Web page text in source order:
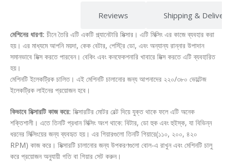
Reviews Shipping &
মেশিনের ধারণা: চীনে তৈরি এটি একটি প্ল্যানেটারি মিক্সার। এটি মিক্সিং এর কাজে ব্যবহার করা
হয়। এর মাধ্যমে আপনি ময়দা, কেক বেটার, পেস্ট্রি ডো, এবং অন্যান্য রান্নার উপাদান
সমানভাবে মিক্স করতে পারবেন। বেকিং এবং কনফেকশনারি খাবারে মিক্স করতে এটি ব্যবহারিত
হয়।
মেশিনটি ইলেকট্রিক চালিত। এই মেশিনটি চালানোর জন্য আপনাদের ২২০/৩৮০ ভোল্টেজ
ইলেকট্রিক লাইনের প্রয়োজন হবে।
কিভাবে মিক্সারটি কাজ করে: মিক্সারটির মোটর বেল্ট দিয়ে যুক্ত থাকে ফলে এটি অনেক
শক্তিশালী। এতে তিনটি প্রধান মিক্সিং অংশ থাকে: বিটার, ডো হুক এবং হুইস্ক, যা বিভিন্ন
ধরনের মিক্সিংয়ের জন্য ব্যবহৃত হয়। এর গিয়ারগুলো তিনটি গিয়ারে(১১০, ২০০, ৪২০
RPM) কাজ করে। মিক্সারটি চালানোর জন্য উপকরণগুলো বোল-এ রাখুন এবং মেশিনটি চালু
করে প্রয়োজন অনুযায়ী গতি বা গিয়ার সেট করুন।